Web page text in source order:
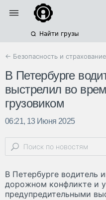
Найти грузы
← Безопасность и страхование
В Петербурге
выстрелил во
грузовиком
06:21, 13 Июня 2025
В Петербурге водитель
дорожном конфликте и
предупредительными